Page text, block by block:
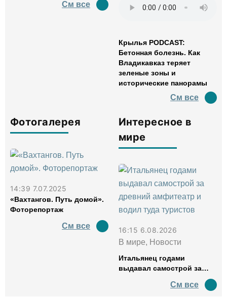
См все
Крылья PODCAST:
Бетонная болезнь. Как
Владикавказ теряет
зеленые зоны и
исторические панорамы
См все
Фотогалерея
14:39 7.07.2025
«Вахтангов. Путь домой».
Фоторепортаж
См все
Интересное в
мире
16:15 6.08.2026
В мире, Новости
Итальянец годами
выдавал самострой за
водил туда туристов
См все